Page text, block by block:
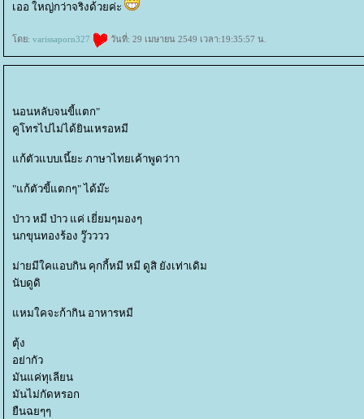
เออ ใหญ่กว่าจริงด้วยค่ะ
ดย: varissaporn327 วันที่: 29 เมษายน 2549 เวลา:19:35:57 น.
นอนหลับจนขี้แตก"
คูโทรไปไม่ได้ยินเหรอหมี
ก้ตัวแบบเนี้ยะ ภาษาไทยเค้าพูดว่าา
"แก้ตัวขี้แตกๆ" ได้ม๊ะ
ป่าว หมี ป่าว แค่ เยี่ยมๆมองๆ
นกขุนทองร้อง วู๊วววว
ม่ายมีใคแอบกิน คุกกี้หมี หมี ดูสิ ยังเท่าเดิม
นับดูดิ
หมใคจะก้ากิน อาหารหมี
ตุ้ง
อย่ากัว
มันแค่ทุเลียน
มันไม่กัดหรอก
ืนฉยๆๆ